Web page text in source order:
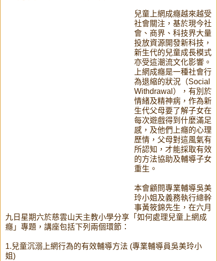
兒童上網成癮越來越受
社會關注，基於現今社
會、商界、科技界大量
投放資源開發新科技，
新生代的兒童成長模式
亦受這潮流文化影響。
上網成癮是一種社會行
為退縮的狀況（Social
Withdrawal），有別於
情緒及精神病，作為新
生代父母要了解子女在
每次遊戲得到什麼滿足
感，及他們上癮的心理
歷情，父母對這風氣有
所認知，才能採取有效
的方法協助及輔導子女
重生。
本會顧問專業輔導吳美
玲小姐及義務執行總幹
事黃筱錦先生，在六月
九日星期六於慈雲山天主教小學分享「如何處理兒童上網成
癮」專題，講座包括下列兩個環節：
1.兒童沉溺上網行為的有效輔導方法 (專業輔導員吳美玲小
姐)